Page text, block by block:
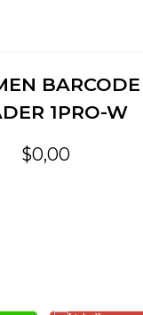
BARCODE
1PRO-W
$0,00